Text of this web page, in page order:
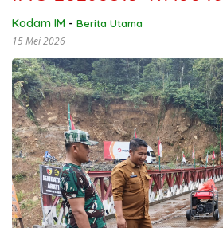
Kodam IM - Berita Utama
15 Mei 2026